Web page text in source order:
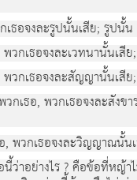
อจงละรูปนั้นเสีย; รูปนั้น
กเธอจงละเวทนานั้นเสีย
กเธอจงละสัญญานั้นเสีย;
เธอ, พวกเธอจงละสังขา
วกเธอจงละวิญญาณนั้นเ
าอยางไร ? คือขอที่หญ